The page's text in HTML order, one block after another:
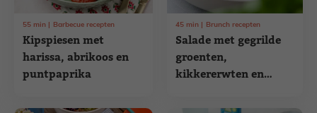
Kipspiesen met
harissa, abrikoos en
puntpaprika
55 min Barbecue recepten
Salade met gegrilde
groenten,
kikkererwten en
45 min Brunch recepten